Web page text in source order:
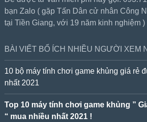
bạn Zalo ( gặp Tấn Dân cử nhân Công
tại Tiền Giang, với 19 năm kinh nghiệm )
BÀI VIẾT BỔ ÍCH NHIỀU NGƯỜI XEM
10 bộ máy tính chơi game khủng giá rẻ
nhất 2021
Top 10 máy tính chơi game khủng ”
“ mua nhiều nhất 2021 !